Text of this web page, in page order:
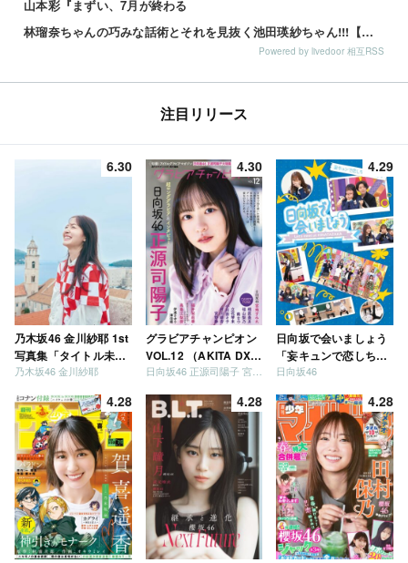
山本彩『まずい、7月が終わる
林瑠奈ちゃんの巧みな話術とそれを見抜く池田瑛紗ちゃん!!!【乃木坂46】
Powered by livedoor 相互RSS
注目リリース
6.30
乃木坂46 金川紗耶 1st
写真集「タイトル未
定」
乃木坂46 金川紗耶
4.30
グラビアチャンピオン
VOL.12 （AKITA DXシ
リーズ）
日向坂46 正源司陽子 宮地すみれ
4.29
日向坂で会いましょう
「妄キュンで恋しちゃ
いましょう」「どっち
う」「ご褒美でロケし
ましょう」「フレンド
リーになりましょう」
「笑って卒業を祝いま
しょう」 [Blu-ray]
日向坂46
4.28 4.28 4.28